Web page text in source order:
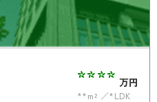
**** 万円
**m²
*LDK